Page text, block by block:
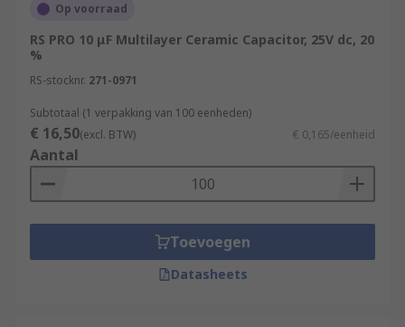
Op voorraad
RS PRO 10 μF Multilayer Ceramic Capacitor, 25V dc, 20
%
RS-stocknr. 271-0971
Subtotaal (1 verpakking van 100 eenheden)
€ 16,50(excl. BTW) € 0,165/eenheid
Aantal
Toevoegen
Datasheets